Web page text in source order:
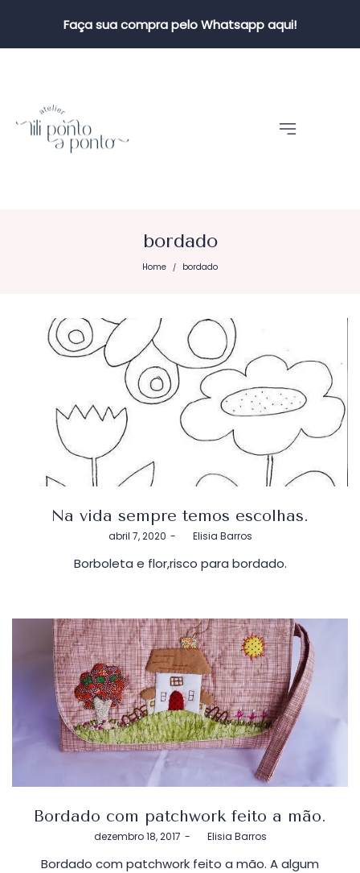
Faça sua compra pelo Whatsapp aqui!
bordado
Home / bordado
Na vida sempre temos escolhas.
Postado
abril 7, 2020 byElisia Barros
Borboleta e flor,risco para bordado.
Bordado com patchwork feito a mão.
Postado
dezembro 18, 2017 byElisia Barros
Bordado com patchwork feito a mão. A algum